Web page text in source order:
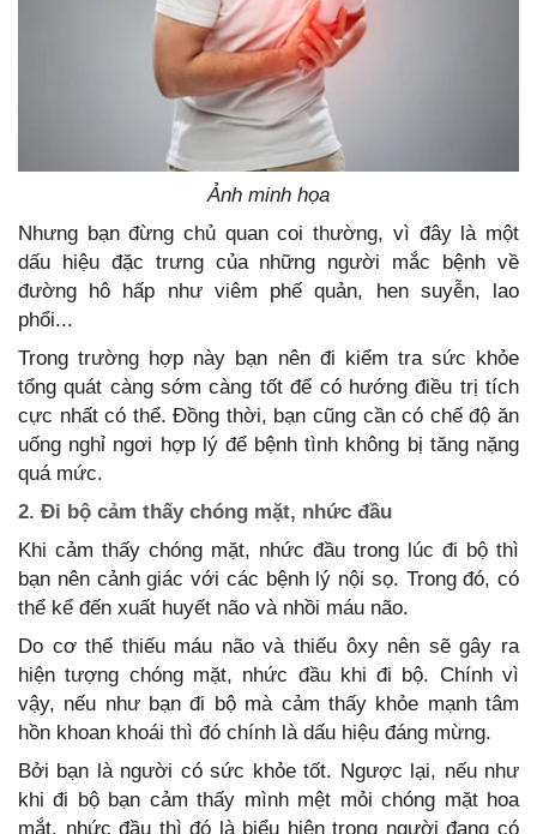
Ảnh minh họa
Nhưng bạn đừng chủ quan coi thường, vì đây là một
dấu hiệu đặc trưng của những người mắc bệnh về
đường hô hấp như viêm phế quản, hen suyễn, lao
phổi...
Trong trường hợp này bạn nên đi kiểm tra sức khỏe
tổng quát càng sớm càng tốt để có hướng điều trị tích
cực nhất có thể. Đồng thời, bạn cũng cần có chế độ ăn
uống nghỉ ngơi hợp lý để bệnh tình không bị tăng nặng
quá mức.
2. Đi bộ cảm thấy chóng mặt, nhức đầu
Khi cảm thấy chóng mặt, nhức đầu trong lúc đi bộ thì
bạn nên cảnh giác với các bệnh lý nội sọ. Trong đó, có
thể kể đến xuất huyết não và nhồi máu não.
Do cơ thể thiếu máu não và thiếu ôxy nên sẽ gây ra
hiện tượng chóng mặt, nhức đầu khi đi bộ. Chính vì
vậy, nếu như bạn đi bộ mà cảm thấy khỏe mạnh tâm
hồn khoan khoái thì đó chính là dấu hiệu đáng mừng.
Bởi bạn là người có sức khỏe tốt. Ngược lại, nếu như
khi đi bộ bạn cảm thấy mình mệt mỏi chóng mặt hoa
mắt, nhức đầu thì đó là biểu hiện trong người đang có